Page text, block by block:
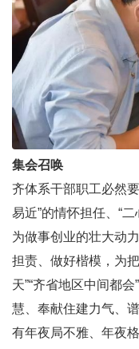
集会召唤
齐体系干部职工必然
易近”的情怀担任、“
为做事创业的壮大动
担责、做好楷模，为
天”“齐省地区中间都
慧、奉献住建力气、
有年夜局不雅、年夜